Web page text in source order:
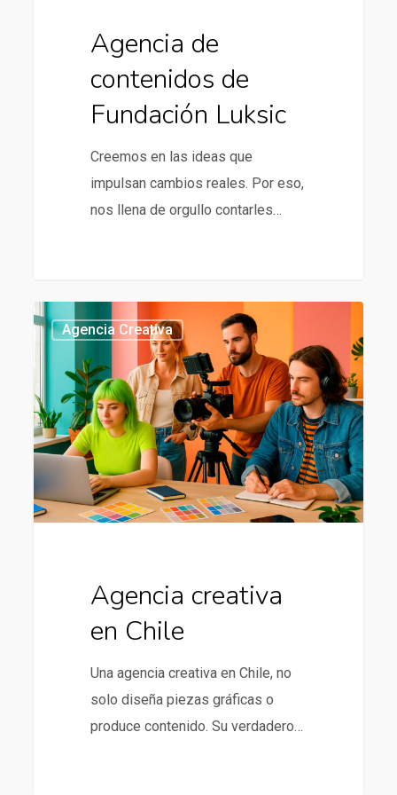
Agencia de
contenidos de
Fundación Luksic
Creemos en las ideas que
impulsan cambios reales. Por eso,
nos llena de orgullo contarles…
Agencia
creativa
Chile
Agencia Creativa
Agencia creativa
en Chile
Una agencia creativa en Chile, no
solo diseña piezas gráficas o
produce contenido. Su verdadero…
437